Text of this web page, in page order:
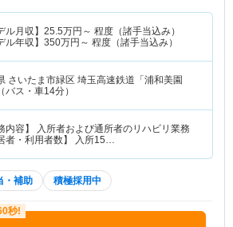
ル月収】 25.5万円～ 程度（諸手当込み）
ル年収】 350万円～ 程度（諸手当込み）
さいたま市緑区 埼玉高速鉄道「浦和美園
バス・車14分）
内容】 入所者および通所者のリハビリ業務
者・利用者数】 入所15…
・補助 積極採用中